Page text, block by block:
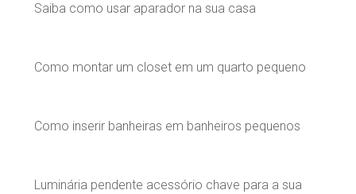
Saiba como usar aparador na sua casa
Como montar um closet em um quarto pequeno
Como inserir banheiras em banheiros pequenos
Luminária pendente acessório chave para a sua